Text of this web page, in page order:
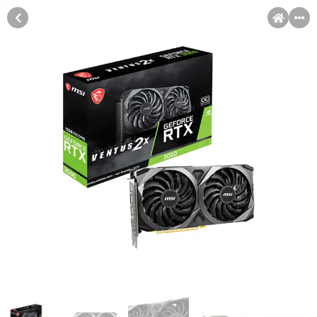
Račun
Pomoć pri kupovini
Sve je lakše kad se podijeli!
Kupovinu na rate možete obaviti ukoliko posjedujete jednu od